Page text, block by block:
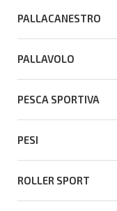
PALLACANESTRO
PALLAVOLO
PESCA SPORTIVA
PESI
ROLLER SPORT